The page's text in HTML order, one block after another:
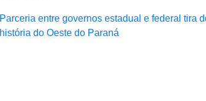
Parceria entre governos estadual e federal tira
história do Oeste do Paraná